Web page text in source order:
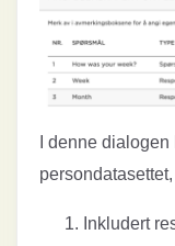
I denne
Inkludert